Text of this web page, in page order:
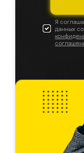
Я
данных